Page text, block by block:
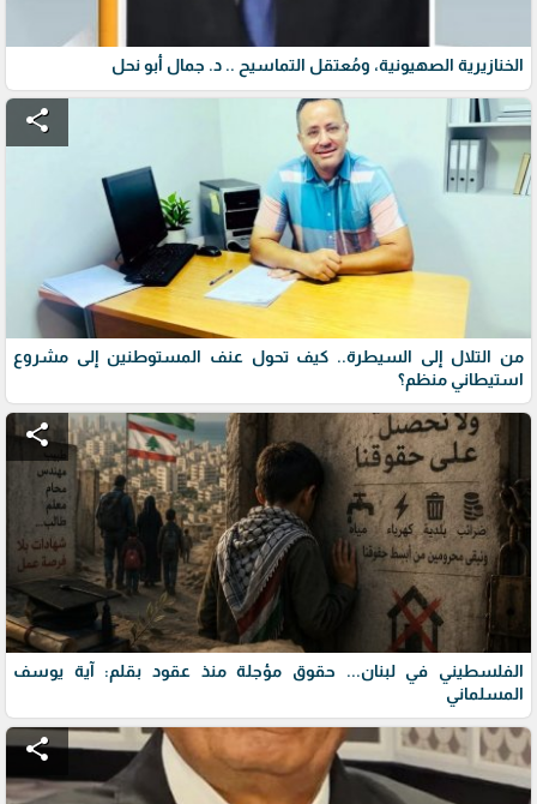
الخنازيرية الصهيونية، ومُعتقل التماسيح .. د. جمال أبو نحل
share
من التلال إلى السيطرة.. كيف تحول عنف المستوطنين إلى مشروع
استيطاني منظم؟
share
الفلسطيني في لبنان... حقوق مؤجلة منذ عقود بقلم: آية يوسف
المسلماني
share